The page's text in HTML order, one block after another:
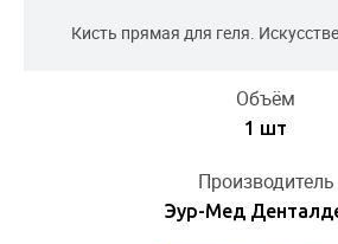
Объём
1 шт
Производитель
Эур-Мед
Кисть прямая для геля.